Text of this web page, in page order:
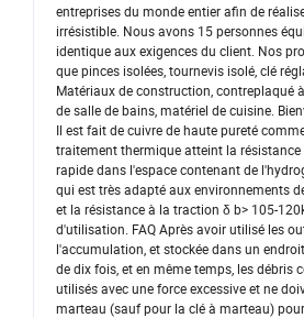
entreprises du monde entier afin de
irrésistible. Nous avons 15 personnes
identique aux exigences du client. Nos
que pinces isolées, tournevis isolé, clé
Matériaux de construction, contreplaqué
de salle de bains, matériel de cuisine.
Il est fait de cuivre de haute pureté
traitement thermique atteint la
rapide dans l'espace contenant de
qui est très adapté aux environnements
et la résistance à la traction δ b> 105-
d'utilisation. FAQ Après avoir utilisé les
l'accumulation, et stockée dans un
de dix fois, et en même temps, les débris
utilisés avec une force excessive et ne
marteau (sauf pour la clé à marteau)